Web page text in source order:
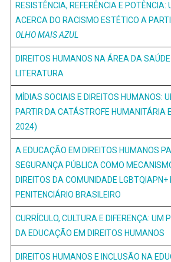
RESISTÊNCIA, REFERÊNCIA E
ACERCA DO RACISMO ESTÉTICO A
OLHO MAIS AZUL
DIREITOS HUMANOS NA ÁREA DA
LITERATURA
MÍDIAS SOCIAIS E DIREITOS HUMANOS:
PARTIR DA CATÁSTROFE HUMANITÁRIA
2024)
A EDUCAÇÃO EM DIREITOS HUMANOS
SEGURANÇA PÚBLICA COMO
DIREITOS DA COMUNIDADE
PENITENCIÁRIO BRASILEIRO
CURRÍCULO, CULTURA E DIFERENÇA: UM
DA EDUCAÇÃO EM DIREITOS HUMANOS
DIREITOS HUMANOS E INCLUSÃO NA